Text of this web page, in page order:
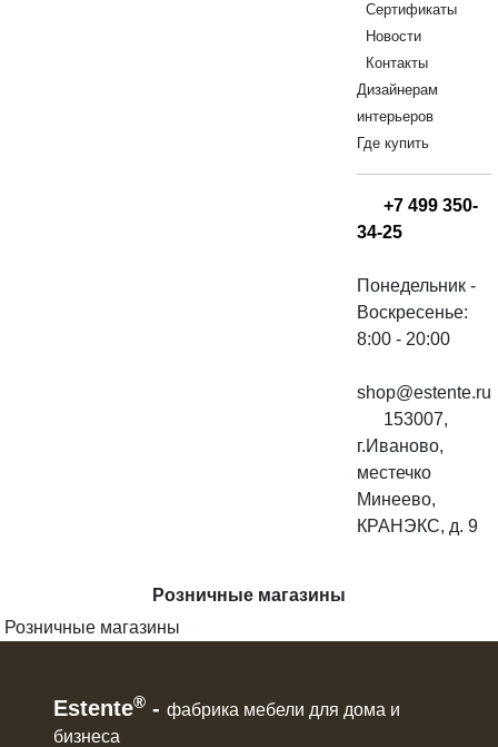
Сертификаты
Новости
Контакты
Дизайнерам
интерьеров
Где купить
+7 499 350-
34-25
Понедельник -
Воскресенье:
8:00 - 20:00
shop@estente.ru
153007,
г.Иваново,
местечко
Минеево,
КРАНЭКС, д. 9
Розничные магазины
Розничные магазины
Estente® - фабрика мебели для дома и
бизнеса